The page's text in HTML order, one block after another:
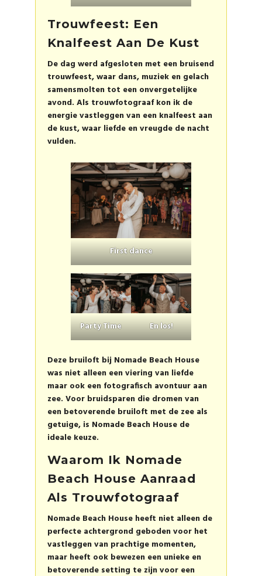
Trouwfeest: Een
Knalfeest Aan De Kust
De dag werd afgesloten met een bruisend
trouwfeest, waar dans, muziek en gelach
samensmolten tot een onvergetelijke
avond. Als trouwfotograaf kon ik de
energie vastleggen van een knalfeest aan
de kust, waar liefde en vreugde de nacht
vulden.
First dance
Party Time En los!
Deze bruiloft bij Nomade Beach House
was niet alleen een viering van liefde
maar ook een fotografisch avontuur aan
zee. Voor bruidsparen die dromen van
een betoverende bruiloft met de zee als
getuige, is Nomade Beach House de
ideale keuze.
Waarom Ik Nomade
Beach House Aanraad
Als Trouwfotograaf
Nomade Beach House heeft niet alleen de
perfecte achtergrond geboden voor het
vastleggen van prachtige momenten,
maar heeft ook bewezen een unieke en
betoverende setting te zijn voor een